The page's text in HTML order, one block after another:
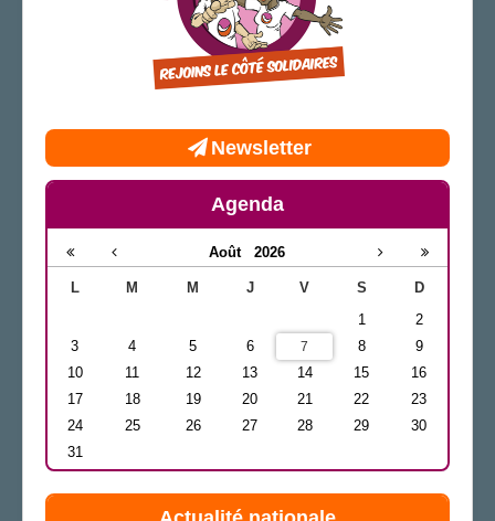
Newsletter
Agenda
Août 2026
L M M J V S
D
1
2
3
4 5 6 7 8
9
10
11 12 13 14 15
16
17
18 19 20 21 22
23
24
25 26 27 28 29
30
31